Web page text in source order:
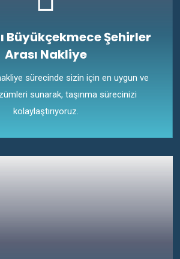
Büyükçekmece Şehirler
Arası Nakliye
sürecinde sizin için en uygun ve
sunarak, taşınma sürecinizi
kolaylaştırıyoruz.